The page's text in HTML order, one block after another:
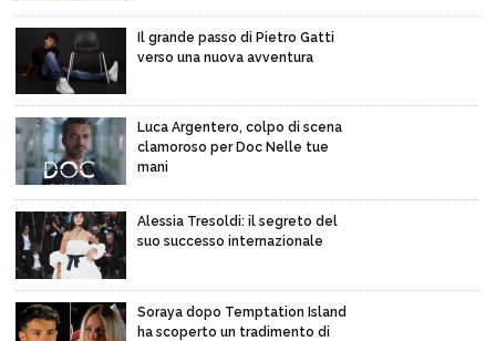
Il grande passo di Pietro Gatti
verso una nuova avventura
Luca Argentero, colpo di scena
clamoroso per Doc Nelle tue
mani
Alessia Tresoldi: il segreto del
suo successo internazionale
Soraya dopo Temptation Island
ha scoperto un tradimento di